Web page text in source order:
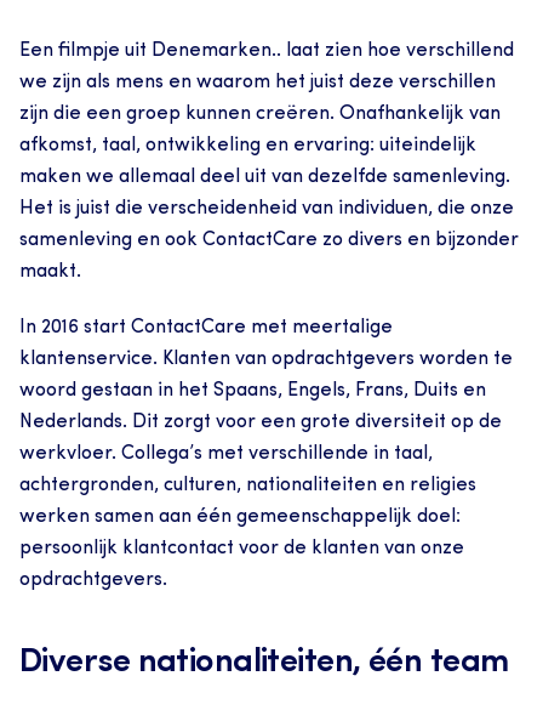
Een filmpje uit Denemarken.. laat zien hoe verschillend
we zijn als mens en waarom het juist deze verschillen
zijn die een groep kunnen creëren. Onafhankelijk van
afkomst, taal, ontwikkeling en ervaring: uiteindelijk
maken we allemaal deel uit van dezelfde samenleving.
Het is juist die verscheidenheid van individuen, die onze
samenleving en ook ContactCare zo divers en bijzonder
maakt.
In 2016 start ContactCare met meertalige
klantenservice. Klanten van opdrachtgevers worden te
woord gestaan in het Spaans, Engels, Frans, Duits en
Nederlands. Dit zorgt voor een grote diversiteit op de
werkvloer. Collega’s met verschillende in taal,
achtergronden, culturen, nationaliteiten en religies
werken samen aan één gemeenschappelijk doel:
persoonlijk klantcontact voor de klanten van onze
opdrachtgevers.
Diverse nationaliteiten, één team